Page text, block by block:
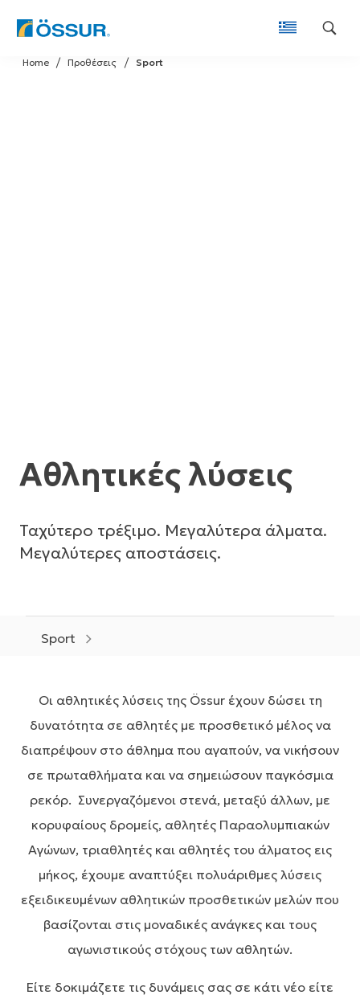
Skip
to
Sport
Προθέσεις
Home
Αθλητικές λύσεις
Ταχύτερο τρέξιμο. Μεγαλύτερα άλματα.
Μεγαλύτερες αποστάσεις.
Sport
Οι αθλητικές λύσεις της Össur έχουν δώσει τη
δυνατότητα σε αθλητές με προσθετικό μέλος να
διαπρέψουν στο άθλημα που αγαπούν, να νικήσουν
σε πρωταθλήματα και να σημειώσουν παγκόσμια
ρεκόρ. Συνεργαζόμενοι στενά, μεταξύ άλλων, με
κορυφαίους δρομείς, αθλητές Παραολυμπιακών
Αγώνων, τριαθλητές και αθλητές του άλματος εις
μήκος, έχουμε αναπτύξει πολυάριθμες λύσεις
εξειδικευμένων αθλητικών προσθετικών μελών που
βασίζονται στις μοναδικές ανάγκες και τους
αγωνιστικούς στόχους των αθλητών.
Είτε δοκιμάζετε τις δυνάμεις σας σε κάτι νέο είτε